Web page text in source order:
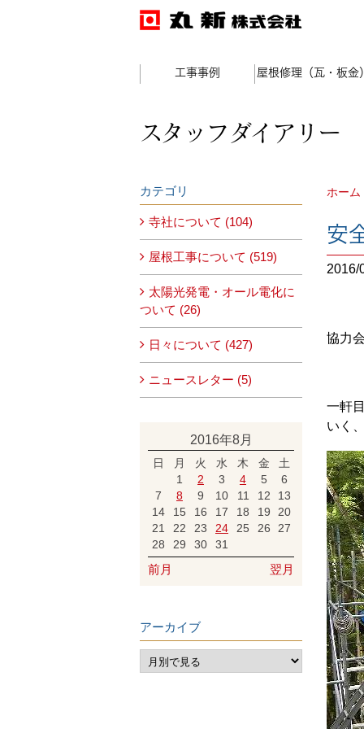
工事事例 屋根修理（瓦・板金
スタッフダイアリー
ホーム
安
2016/
協力
一軒
いく
カテゴリ
寺社について (104)
屋根工事について (519)
太陽光発電・オール電化に
ついて (26)
日々について (427)
ニュースレター (5)
2016年8月
日 月 火 水 木 金
土
1
2 3 4 5
6
7
8 9 10 11 12
13
14
15 16 17 18 19
20
21
22 23 24 25 26
27
28
29 30 31
前月 翌月
アーカイブ